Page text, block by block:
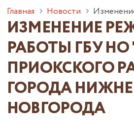
Главная Новости
ИЗМЕНЕНИЕ
РАБОТЫ ГБУ
ПРИОКСКОГО
ГОРОДА
НОВГОРОДА